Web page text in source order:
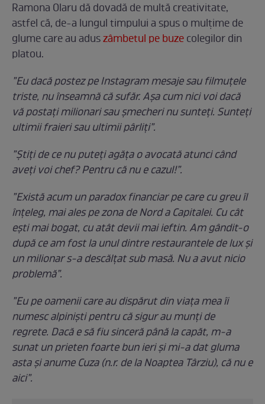
Ramona Olaru dă dovadă de multă creativitate,
astfel că, de-a lungul timpului a spus o mulțime de
glume care au aduszâmbetul pe buzecolegilor din
platou.
”Eu dacă postez pe Instagram mesaje sau filmuțele
triste, nu înseamnă că sufăr. Așa cum nici voi dacă
vă postați milionari sau șmecheri nu sunteți. Sunteți
ultimii fraieri sau ultimii pârliți”.
”Știți de ce nu puteți agăța o avocată atunci când
aveți voi chef? Pentru că nu e cazul!”.
”Există acum un paradox financiar pe care cu greu îl
înțeleg, mai ales pe zona de Nord a Capitalei. Cu cât
ești mai bogat, cu atât devii mai ieftin. Am gândit-o
după ce am fost la unul dintre restaurantele de lux și
un milionar s-a descălțat sub masă. Nu a avut nicio
problemă”.
”Eu pe oamenii care au dispărut din viața mea îi
numesc alpiniști pentru că sigur au munți de
regrete. Dacă e să fiu sinceră până la capăt, m-a
sunat un prieten foarte bun ieri și mi-a dat gluma
asta și anume Cuza (n.r. de la Noaptea Târziu), că nu e
aici”.